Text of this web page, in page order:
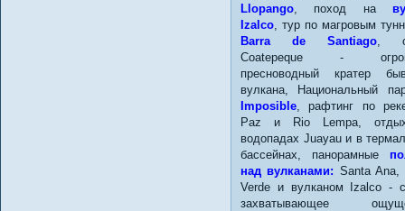
Llopango , поход на
Izalco , тур по магровым
Barra de Santiago ,
Coatepeque -
пресноводный кратер
вулкана, Национальный
Imposible , рафтинг по
Paz и Rio Lempa,
водопадах Juayau и в
бассейнах, панорамные
над вулканами: Santa Ana,
Verde и вулканом Izalco -
захватывающее